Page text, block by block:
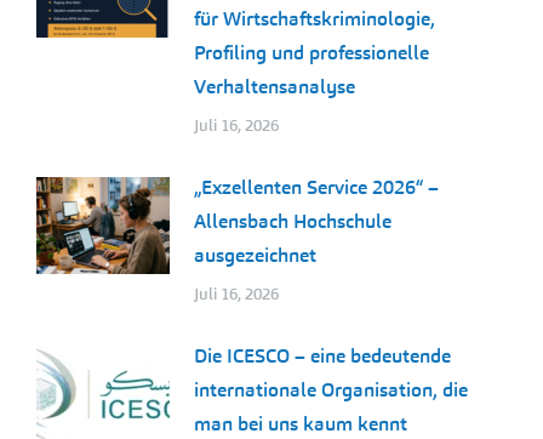
für Wirtschaftskriminologie,
Profiling und professionelle
Verhaltensanalyse
Juli 16, 2026
„Exzellenten Service 2026“ –
Allensbach Hochschule
ausgezeichnet
Juli 16, 2026
Die ICESCO – eine bedeutende
internationale Organisation, die
man bei uns kaum kennt